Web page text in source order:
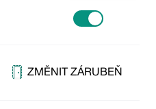
Use setting
ZMĚNIT ZÁRUBEŇ